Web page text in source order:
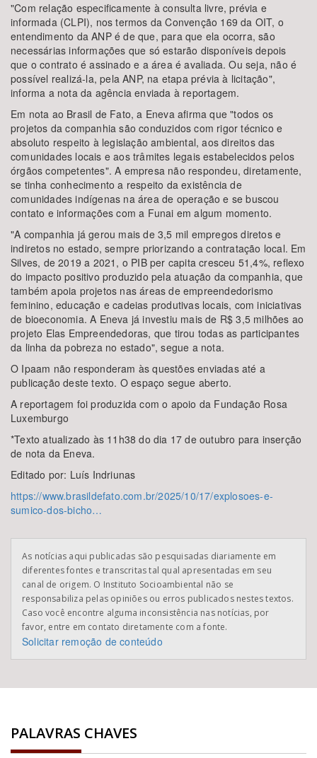
"Com relação especificamente à consulta livre, prévia e
informada (CLPI), nos termos da Convenção 169 da OIT, o
entendimento da ANP é de que, para que ela ocorra, são
necessárias informações que só estarão disponíveis depois
que o contrato é assinado e a área é avaliada. Ou seja, não é
possível realizá-la, pela ANP, na etapa prévia à licitação",
informa a nota da agência enviada à reportagem.
Em nota ao Brasil de Fato, a Eneva afirma que "todos os
projetos da companhia são conduzidos com rigor técnico e
absoluto respeito à legislação ambiental, aos direitos das
comunidades locais e aos trâmites legais estabelecidos pelos
órgãos competentes". A empresa não respondeu, diretamente,
se tinha conhecimento a respeito da existência de
comunidades indígenas na área de operação e se buscou
contato e informações com a Funai em algum momento.
"A companhia já gerou mais de 3,5 mil empregos diretos e
indiretos no estado, sempre priorizando a contratação local. Em
Silves, de 2019 a 2021, o PIB per capita cresceu 51,4%, reflexo
do impacto positivo produzido pela atuação da companhia, que
também apoia projetos nas áreas de empreendedorismo
feminino, educação e cadeias produtivas locais, com iniciativas
de bioeconomia. A Eneva já investiu mais de R$ 3,5 milhões ao
projeto Elas Empreendedoras, que tirou todas as participantes
da linha da pobreza no estado", segue a nota.
O Ipaam não responderam às questões enviadas até a
publicação deste texto. O espaço segue aberto.
A reportagem foi produzida com o apoio da Fundação Rosa
Luxemburgo
*Texto atualizado às 11h38 do dia 17 de outubro para inserção
de nota da Eneva.
Editado por: Luís Indriunas
https://www.brasildefato.com.br/2025/10/17/explosoes-e-
sumico-dos-bicho…
As notícias aqui publicadas são pesquisadas diariamente em
diferentes fontes e transcritas tal qual apresentadas em seu
canal de origem. O Instituto Socioambiental não se
responsabiliza pelas opiniões ou erros publicados nestes textos.
Caso você encontre alguma inconsistência nas notícias, por
favor, entre em contato diretamente com a fonte.
Solicitar remoção de conteúdo
PALAVRAS CHAVES